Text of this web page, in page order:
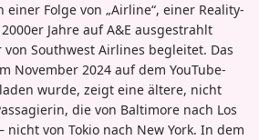
Folge von „Airline“, einer Reality-
Jahre auf A&E ausgestrahlt
Southwest Airlines begleitet. Das
November 2024 auf dem YouTube-
wurde, zeigt eine ältere, nicht
die von Baltimore nach Los
nicht von Tokio nach New York. In dem